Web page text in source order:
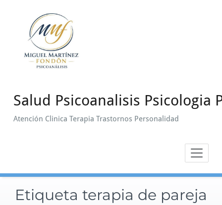
contenido
Salud Psicoanalisis Psicologia
Atención Clinica Terapia Trastornos Personalidad
Etiqueta terapia de pareja